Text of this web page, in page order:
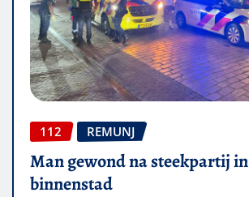
112 REMUNJ
Man gewond na steekpartij in
binnenstad